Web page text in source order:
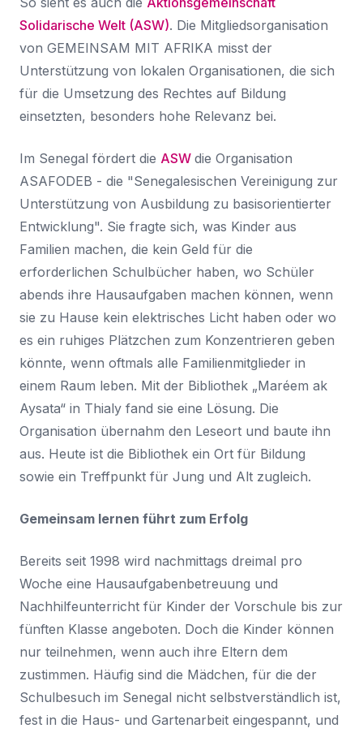
Solidarische Welt (ASW). Die Mitgliedsorganisation
von GEMEINSAM MIT AFRIKA misst der
Unterstützung von lokalen Organisationen, die sich
für die Umsetzung des Rechtes auf Bildung
einsetzten, besonders hohe Relevanz bei.
Im Senegal fördert die ASW die Organisation
ASAFODEB - die "Senegalesischen Vereinigung zur
Unterstützung von Ausbildung zu basisorientierter
Entwicklung". Sie fragte sich, was Kinder aus
Familien machen, die kein Geld für die
erforderlichen Schulbücher haben, wo Schüler
abends ihre Hausaufgaben machen können, wenn
sie zu Hause kein elektrisches Licht haben oder wo
es ein ruhiges Plätzchen zum Konzentrieren geben
könnte, wenn oftmals alle Familienmitglieder in
einem Raum leben. Mit der Bibliothek „Maréem ak
Aysata“ in Thialy fand sie eine Lösung. Die
Organisation übernahm den Leseort und baute ihn
aus. Heute ist die Bibliothek ein Ort für Bildung
sowie ein Treffpunkt für Jung und Alt zugleich.
Gemeinsam lernen führt zum Erfolg
Bereits seit 1998 wird nachmittags dreimal pro
Woche eine Hausaufgabenbetreuung und
Nachhilfeunterricht für Kinder der Vorschule bis zur
fünften Klasse angeboten. Doch die Kinder können
nur teilnehmen, wenn auch ihre Eltern dem
zustimmen. Häufig sind die Mädchen, für die der
Schulbesuch im Senegal nicht selbstverständlich ist,
fest in die Haus- und Gartenarbeit eingespannt, und